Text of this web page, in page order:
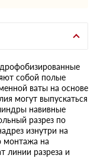
собой полые
ваты на основе
могут выпускаться
навивные
разрез по
изнутри на
монтажа на
линии разреза и